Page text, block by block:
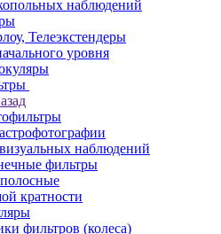
наблюдений
Телеэкстендеры
уровня
наблюдений
фильтры
кратности
фильтров (колеса)